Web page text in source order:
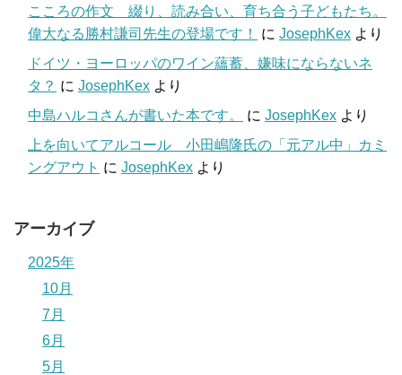
こころの作文 綴り、読み合い、育ち合う子どもたち。
偉大なる勝村謙司先生の登場です！
に JosephKex より
ドイツ・ヨーロッパのワイン蘊蓄、嫌味にならないネ
タ？ に JosephKex より
中島ハルコさんが書いた本です。
に JosephKex より
上を向いてアルコール 小田嶋隆氏の「元アル中」カミ
ングアウト に JosephKex より
アーカイブ
2025年
10月
7月
6月
5月